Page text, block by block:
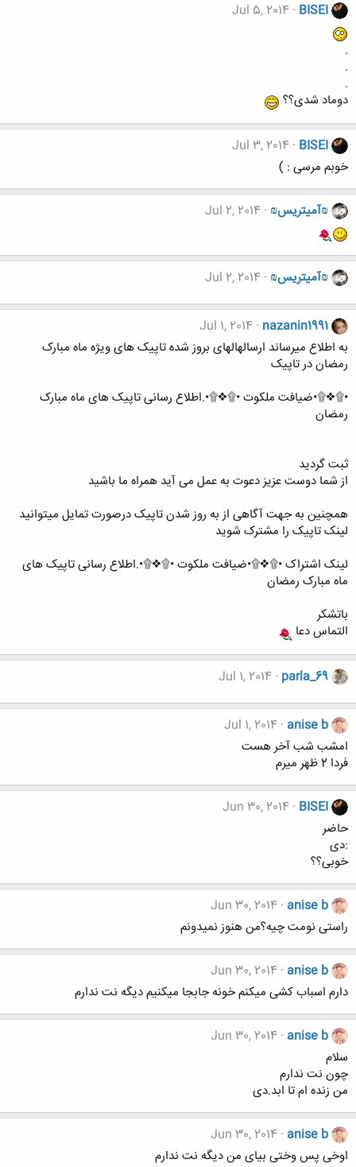
BISEI
Jul 5, 2014
.
.
.
دوماد شدی؟؟
BISEI
Jul 3, 2014
خوبم مرسی : )
₪آمیتریس₪ Jul 2, 2014
₪آمیتریس₪ Jul 2, 2014
nazanin1991
Jul 1, 2014
به اطلاع میرساند ارسالهالهای بروز شده تاپیک های ویژه ماه مبارک
رمضان در تاپیک
•۩❖۩•ضیافت ملکوت •۩❖۩•.اطلاع رسانی تاپیک های ماه مبارک
رمضان
ثبت گردید
از شما دوست عزیز دعوت به عمل می آید همراه ما باشید
همچنین به جهت آگاهی از به روز شدن تاپیک درصورت تمایل میتوانید
لینک تاپیک را مشترک شوید
لینک اشتراک •۩❖۩•ضیافت ملکوت •۩❖۩•.اطلاع رسانی تاپیک های
ماه مبارک رمضان
باتشکر
التماس دعا
parla_69
Jul 1, 2014
anise b
Jul 1, 2014
امشب شب آخر هست
فردا 2 ظهر میرم
BISEI
Jun 30, 2014
حاضر
:دی
خوبی؟؟
anise b
Jun 30, 2014
راستی نومت چیه؟من هنوز نمیدونم
anise b
Jun 30, 2014
دارم اسباب کشی میکنم خونه جابجا میکنیم دیگه نت ندارم
anise b
Jun 30, 2014
سلام
چون نت ندارم
من زنده ام تا ابد.دی
anise b
Jun 30, 2014
اوخی پس وختی بیای من دیگه نت ندارم